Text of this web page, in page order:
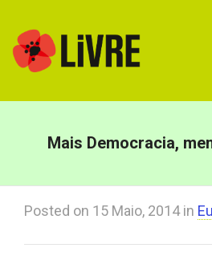
Mais Democracia,
Posted on 15 Maio, 2014in